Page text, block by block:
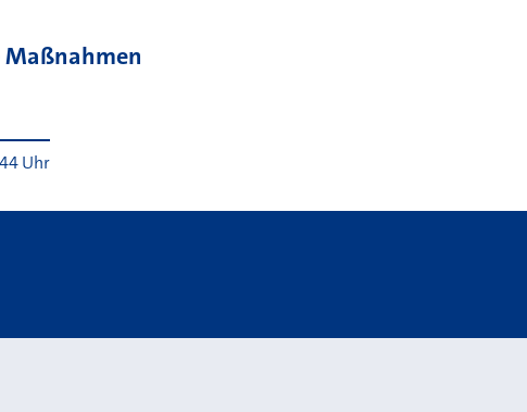
Links
Maßnahmen
Uhr